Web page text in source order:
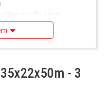
có sẵn hàng)
- 3